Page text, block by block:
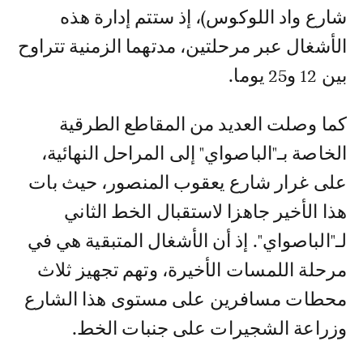
شارع واد اللوكوس)، إذ ستتم إدارة هذه
الأشغال عبر مرحلتين، مدتهما الزمنية تتراوح
بين 12 و25 يوما.
كما وصلت العديد من المقاطع الطرقية
الخاصة بـ"الباصواي" إلى المراحل النهائية،
على غرار شارع يعقوب المنصور، حيث بات
هذا الأخير جاهزا لاستقبال الخط الثاني
لـ"الباصواي". إذ أن الأشغال المتبقية هي في
مرحلة اللمسات الأخيرة، وتهم تجهيز ثلاث
محطات مسافرين على مستوى هذا الشارع
وزراعة الشجيرات على جنبات الخط.